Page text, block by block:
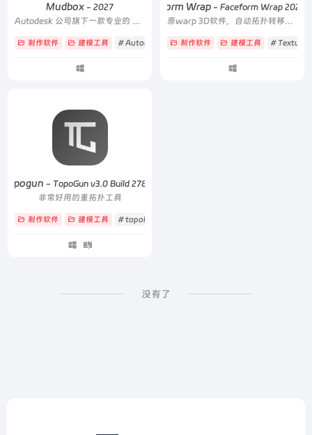
Mudbox - 2027
Autodesk 公司旗下一款专业的 3D 数字雕刻和纹理绘制软件
制作软件 建模工具 # Autodesk # mudbox # 建模
Faceform Wrap - Faceform Wrap
原warp 3D软件，自动拓扑转移工具
制作软件 建模工具 #
Topogun - TopoGun v3.0 Build 27840
非常好用的重拓扑工具
制作软件 建模工具 # topology
没有了